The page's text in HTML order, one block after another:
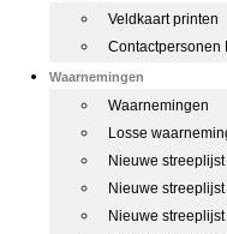
Veldkaart printen
Contactpersonen
Waarnemingen
Waarnemingen
Losse
Nieuwe streeplijst
Nieuwe
Nieuwe